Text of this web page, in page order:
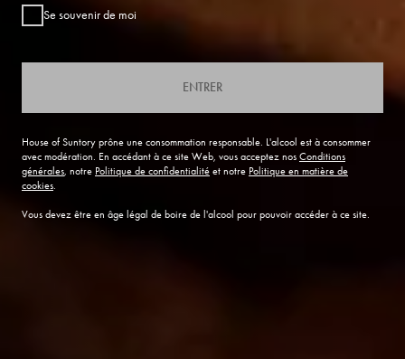
Se souvenir de moi
ENTRER
House of Suntory prône une consommation responsable. L'alcool est à consommer
avec modération. En accédant à ce site Web, vous acceptez nos Conditions
générales, notre Politique de confidentialité et notre Politique en matière de
cookies.
Vous devez être en âge légal de boire de l'alcool pour pouvoir accéder à ce site.